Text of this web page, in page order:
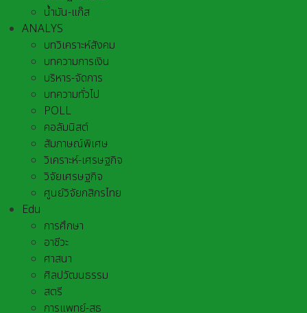
น้ำมัน-แก๊ส
ANALYS
บทวิเคราะห์สังคม
บทความการเงิน
บริหาร-จัดการ
บทความทั่วไป
POLL
คอลัมนิสต์
สัมภาษณ์พิเศษ
วิเคราะห์-เศรษฐกิจ
วิจัยเศรษฐกิจ
ศูนย์วิจัยกสิกรไทย
Edu
การศึกษา
อาชีวะ
ศาสนา
ศิลปวัฒนธรรม
สตรี
การแพทย์-สธ